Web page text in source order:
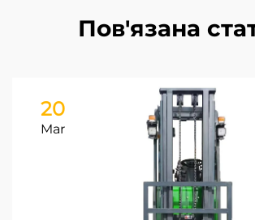
Пов'язана
20
Mar